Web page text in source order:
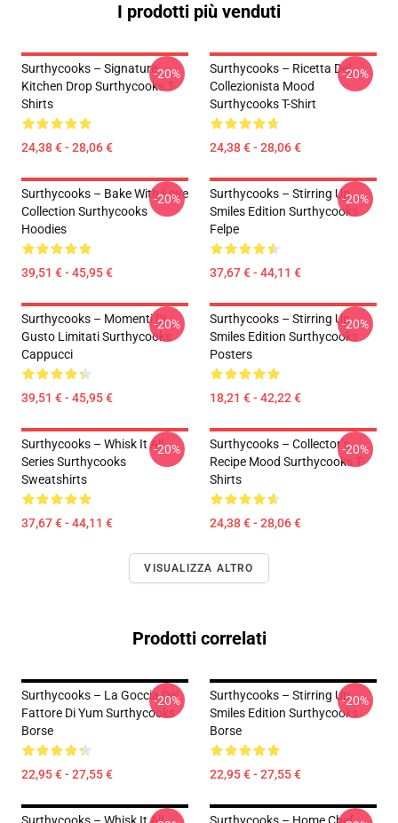
I prodotti più venduti
Surthycooks – Signature
Kitchen Drop Surthycooks T-
Shirts
24,38 € - 28,06 €
-20%
Surthycooks – Ricetta Del
Collezionista Mood
Surthycooks T-Shirt
24,38 € - 28,06 €
-20%
Surthycooks – Bake With Love
Collection Surthycooks
Hoodies
39,51 € - 45,95 €
-20%
Surthycooks – Stirring Up
Smiles Edition Surthycooks
Felpe
37,67 € - 44,11 €
-20%
Surthycooks – Momenti Di
Gusto Limitati Surthycooks
Cappucci
39,51 € - 45,95 €
-20%
Surthycooks – Stirring Up
Smiles Edition Surthycooks
Posters
18,21 € - 42,22 €
-20%
Surthycooks – Whisk It All
Series Surthycooks
Sweatshirts
37,67 € - 44,11 €
-20%
Surthycooks – Collector’s
Recipe Mood Surthycooks T-
Shirts
24,38 € - 28,06 €
-20%
VISUALIZZA ALTRO
Prodotti correlati
Surthycooks – La Goccia Del
Fattore Di Yum Surthycooks
Borse
22,95 € - 27,55 €
-20%
Surthycooks – Stirring Up
Smiles Edition Surthycooks
Borse
22,95 € - 27,55 €
-20%